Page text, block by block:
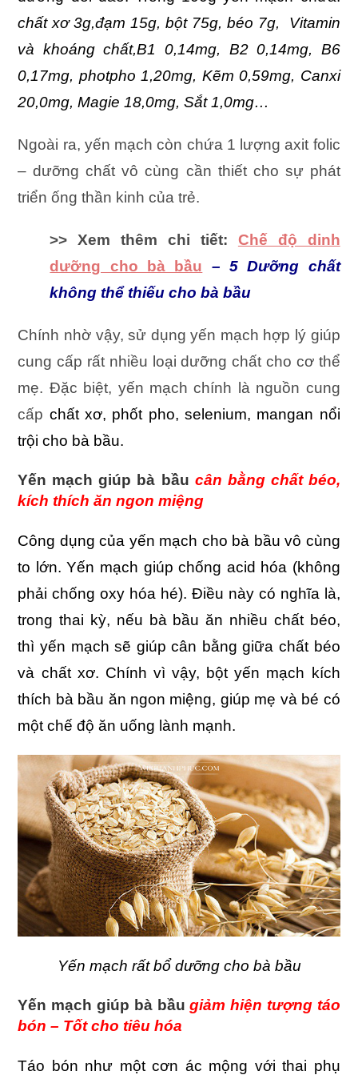
chất xơ 3g,đạm 15g, bột 75g, béo 7g, Vitamin
và khoáng chất,B1 0,14mg, B2 0,14mg, B6
0,17mg, photpho 1,20mg, Kẽm 0,59mg, Canxi
20,0mg, Magie 18,0mg, Sắt 1,0mg…
Ngoài ra, yến mạch còn chứa 1 lượng axit folic
– dưỡng chất vô cùng cần thiết cho sự phát
triển ống thần kinh của trẻ.
>> Xem thêm chi tiết:
Chế độ dinh
dưỡng cho bà bầu
– 5 Dưỡng chất
không thể thiếu cho bà bầu
Chính nhờ vậy, sử dụng yến mạch hợp lý giúp
cung cấp rất nhiều loại dưỡng chất cho cơ thể
mẹ. Đặc biệt, yến mạch chính là nguồn cung
cấp chất xơ, phốt pho, selenium, mangan nổi
trội cho bà bầu.
Yến mạch giúp bà bầu cân bằng chất béo,
kích thích ăn ngon miệng
Công dụng của yến mạch cho bà bầu vô cùng
to lớn. Yến mạch giúp chống acid hóa (không
phải chống oxy hóa hé). Điều này có nghĩa là,
trong thai kỳ, nếu bà bầu ăn nhiều chất béo,
thì yến mạch sẽ giúp cân bằng giữa chất béo
và chất xơ. Chính vì vậy, bột yến mạch kích
thích bà bầu ăn ngon miệng, giúp mẹ và bé có
một chế độ ăn uống lành mạnh.
Yến mạch rất bổ dưỡng cho bà bầu
Yến mạch giúp bà bầu giảm hiện tượng táo
bón – Tốt cho tiêu hóa
Táo bón như một cơn ác mộng với thai phụ